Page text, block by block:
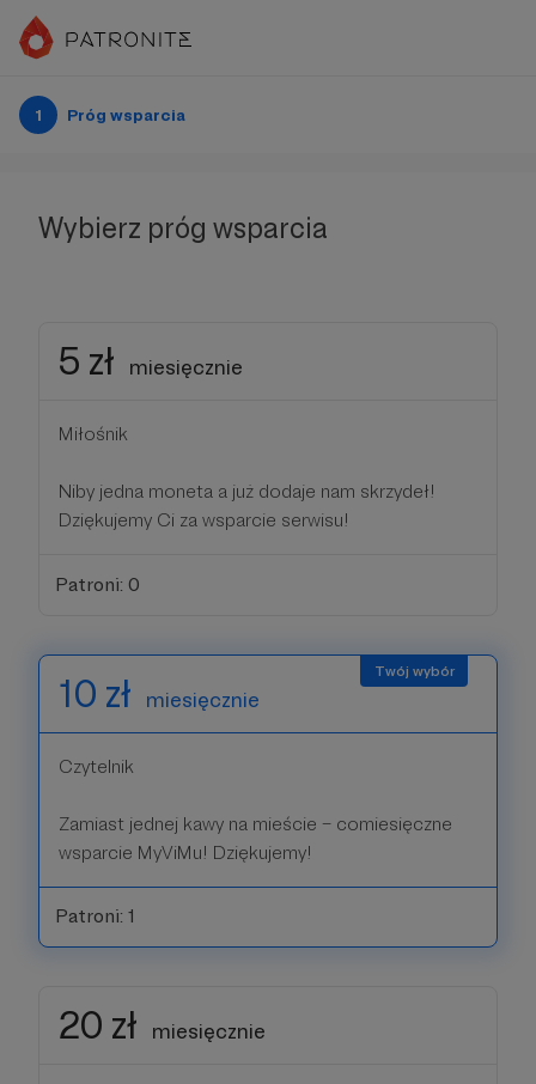
1 Próg wsparcia
Wybierz próg wsparcia
5 zł miesięcznie
Miłośnik
Niby jedna moneta a już dodaje nam skrzydeł!
Dziękujemy Ci za wsparcie serwisu!
Patroni: 0
10 zł miesięcznie
Czytelnik
Zamiast jednej kawy na mieście – comiesięczne
wsparcie MyViMu! Dziękujemy!
Patroni: 1
20 zł miesięcznie